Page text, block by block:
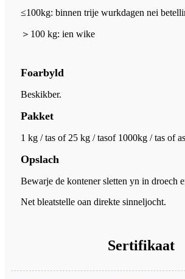
≤100kg: binnen trije wurkdagen nei
＞ 100 kg: ien wike
Foarbyld
Beskikber.
Pakket
1 kg / tas of 25 kg / tasof 1000kg / tas of
Opslach
Bewarje de kontener sletten yn in droech
Net bleatstelle oan direkte sinneljocht.
Sertifikaat